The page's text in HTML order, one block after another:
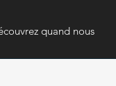
quand nous